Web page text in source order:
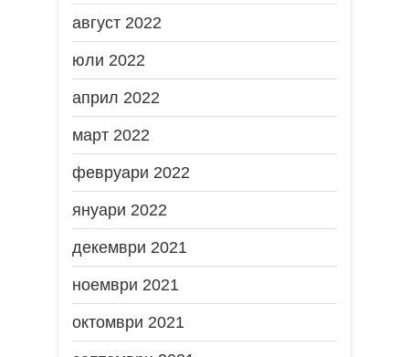
август 2022
юли 2022
април 2022
март 2022
февруари 2022
януари 2022
декември 2021
ноември 2021
октомври 2021